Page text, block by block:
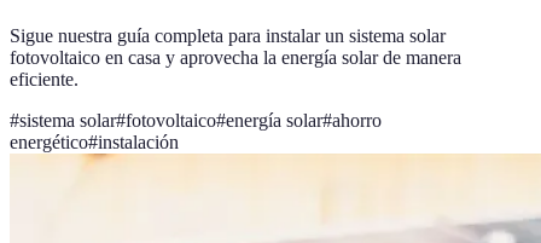
Sigue nuestra guía completa para instalar un sistema solar
fotovoltaico en casa y aprovecha la energía solar de manera
eficiente.
#sistema solar#fotovoltaico#energía solar#ahorro
energético#instalación